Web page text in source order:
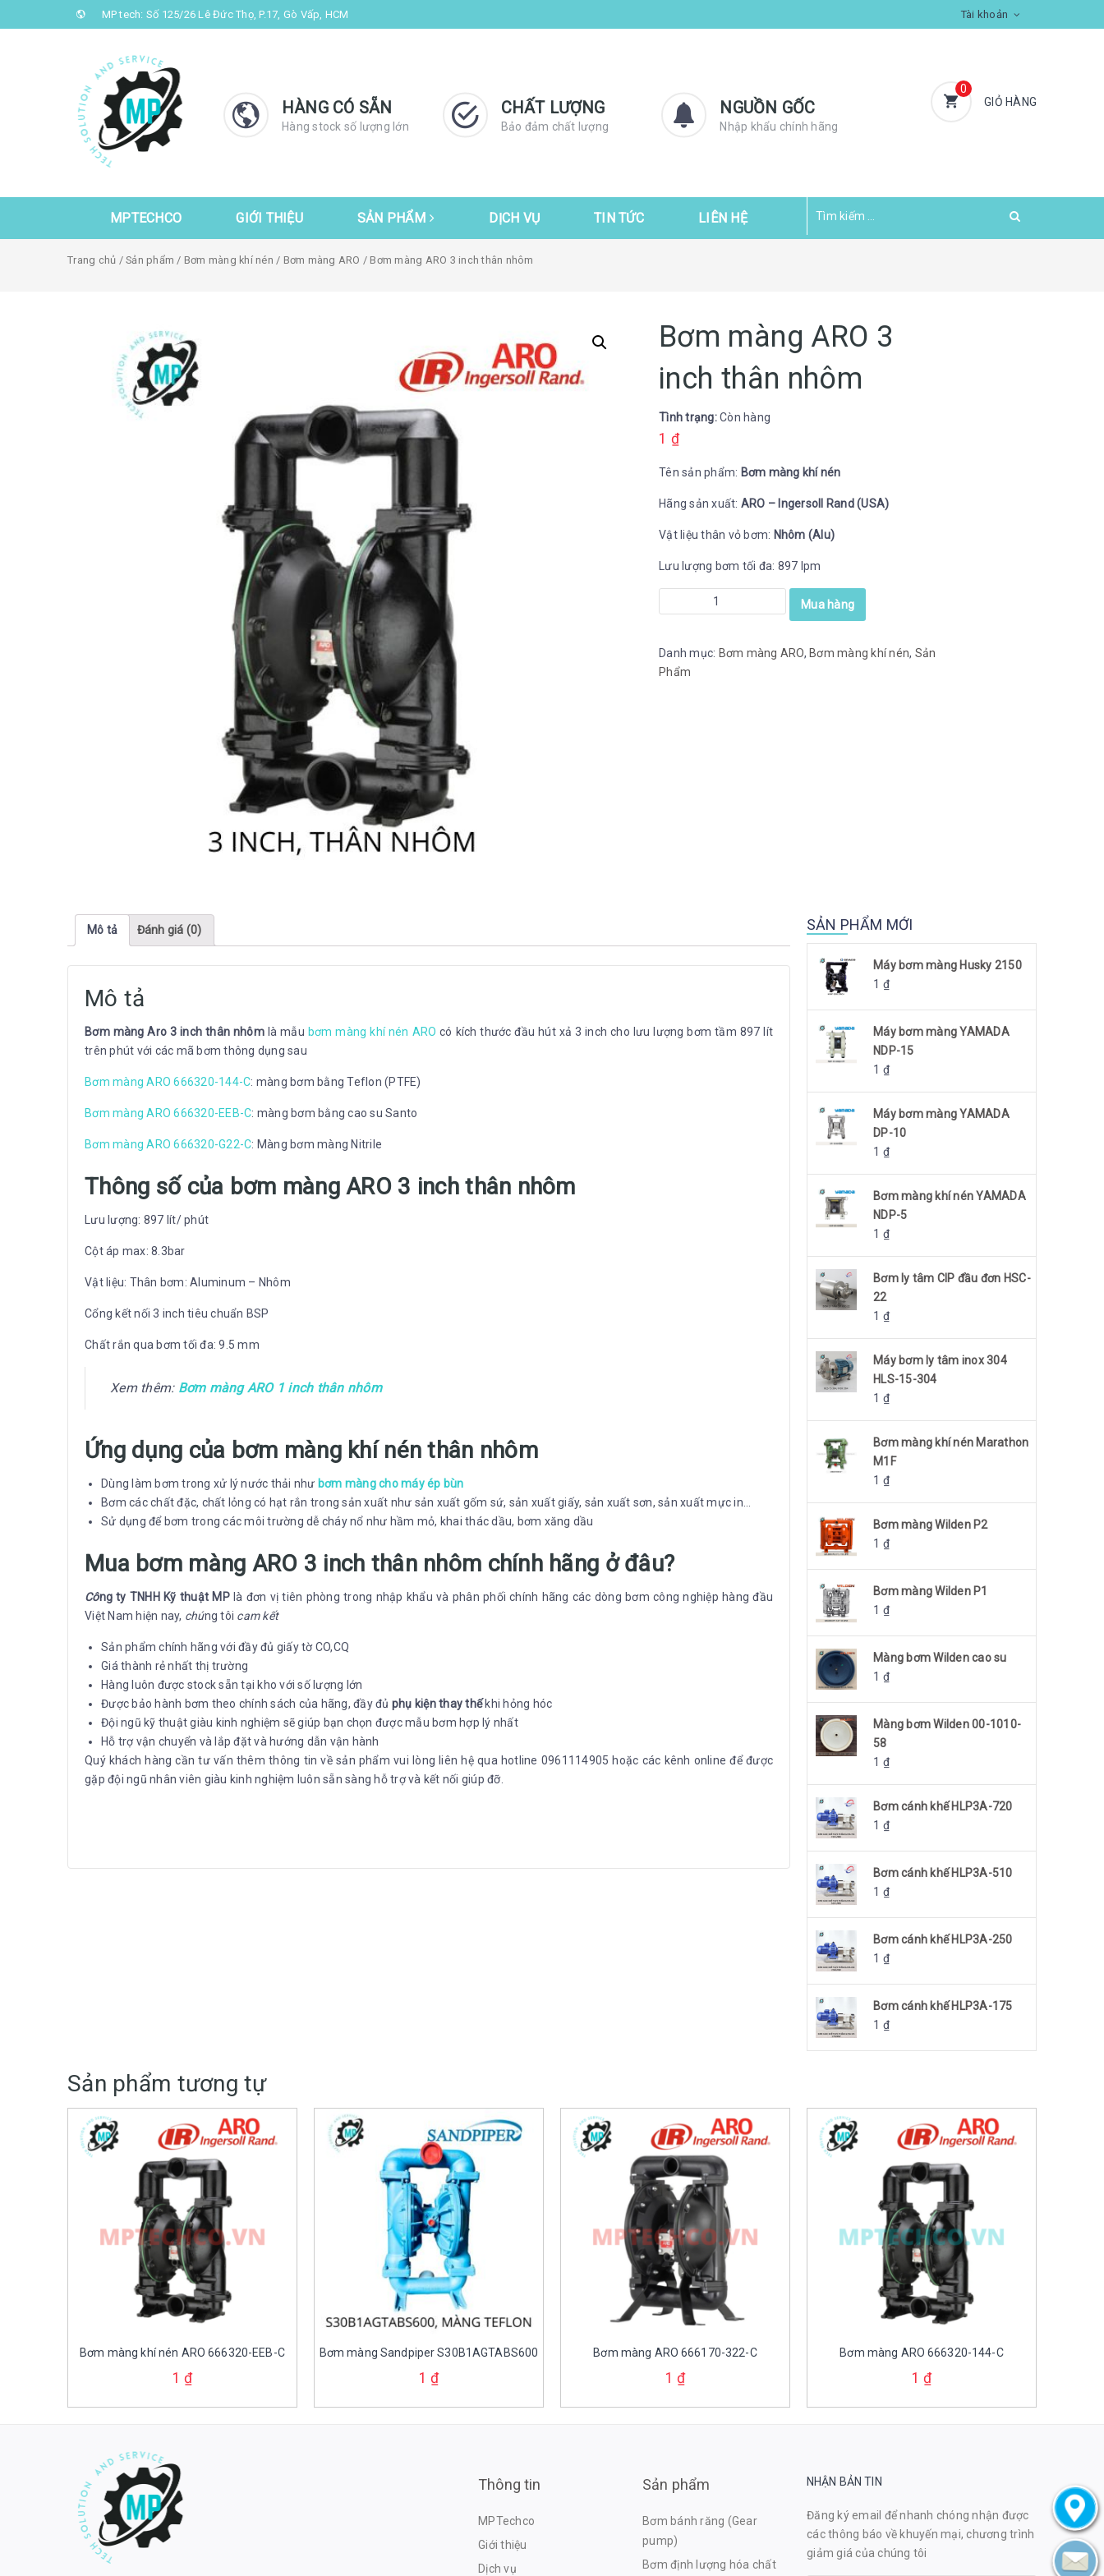
MP tech: Số 125/26 Lê Đức Thọ, P.17, Gò Vấp, HCM Tài khoản
HÀNG CÓ SẴN
Hàng stock số lượng lớn
CHẤT LƯỢNG
Bảo đảm chất lượng
NGUỒN GỐC
Nhập khẩu chính hãng
0
GIỎ HÀNG
MPTECHCO GIỚI THIỆU SẢN PHẨM DỊCH VỤ TIN TỨC LIÊN HỆ
Trang chủ / Sản phẩm / Bơm màng khí nén / Bơm màng ARO / Bơm màng ARO 3 inch thân nhôm
Bơm màng ARO 3
inch thân nhôm
Tình trạng: Còn hàng
1 ₫
Tên sản phẩm: Bơm màng khí nén
Hãng sản xuất: ARO – Ingersoll Rand (USA)
Vật liệu thân vỏ bơm: Nhôm (Alu)
Lưu lượng bơm tối đa: 897 lpm
màng
3
inch
Mua hàng
Danh mục: Bơm màng ARO, Bơm màng khí nén, Sản
Phẩm
Mô tả Đánh giá (0)
Mô tả
Bơm màng Aro 3 inch thân nhômlà mẫu bơm màng khí nén ARO có kích thước đầu hút xả 3 inch cho lưu lượng bơm tầm 897 lít
trên phút với các mã bơm thông dụng sau
Bơm màng ARO 666320-144-C: màng bơm bằng Teflon (PTFE)
Bơm màng ARO 666320-EEB-C: màng bơm bằng cao su Santo
Bơm màng ARO 666320-G22-C: Màng bơm màng Nitrile
Thông số của bơm màng ARO 3 inch thân nhôm
Lưu lượng: 897 lít/ phút
Cột áp max: 8.3bar
Vật liệu: Thân bơm: Aluminum – Nhôm
Cổng kết nối 3 inch tiêu chuẩn BSP
Chất rắn qua bơm tối đa: 9.5 mm
Xem thêm: Bơm màng ARO 1 inch thân nhôm
Ứng dụng của bơm màng khí nén thân nhôm
Dùng làm bơm trong xử lý nước thải như bơm màng cho máy ép bùn
Bơm các chất đặc, chất lỏng có hạt rắn trong sản xuất như sản xuất gốm sứ, sản xuất giấy, sản xuất sơn, sản xuất mực in…
Sử dụng để bơm trong các môi trường dễ cháy nổ như hầm mỏ, khai thác dầu, bơm xăng dầu
Mua bơm màng ARO 3 inch thân nhôm chính hãng ở đâu?
Công ty TNHH Kỹ thuật MPlà đơn vị tiên phòng trong nhập khẩu và phân phối chính hãng các dòng bơm công nghiệp hàng đầu
Việt Nam hiện nay, chúng tôi cam kết
Sản phẩm chính hãng với đầy đủ giấy tờ CO,CQ
Giá thành rẻ nhất thị trường
Hàng luôn được stock sẵn tại kho với số lượng lớn
Được bảo hành bơm theo chính sách của hãng, đầy đủ phụ kiện thay thếkhi hỏng hóc
Đội ngũ kỹ thuật giàu kinh nghiệm sẽ giúp bạn chọn được mẫu bơm hợp lý nhất
Hỗ trợ vận chuyển và lắp đặt và hướng dẫn vận hành
Quý khách hàng cần tư vấn thêm thông tin về sản phẩm vui lòng liên hệ qua hotline 0961114905 hoặc các kênh online để được
gặp đội ngũ nhân viên giàu kinh nghiệm luôn sẵn sàng hỗ trợ và kết nối giúp đỡ.
SẢN PHẨM MỚI
Máy bơm màng Husky 2150
1 ₫
Máy bơm màng YAMADA
NDP-15
1 ₫
Máy bơm màng YAMADA
DP-10
1 ₫
Bơm màng khí nén YAMADA
NDP-5
1 ₫
Bơm ly tâm CIP đầu đơn HSC-
22
1 ₫
Máy bơm ly tâm inox 304
HLS-15-304
1 ₫
Bơm màng khí nén Marathon
M1F
1 ₫
Bơm màng Wilden P2
1 ₫
Bơm màng Wilden P1
1 ₫
Màng bơm Wilden cao su
1 ₫
Màng bơm Wilden 00-1010-
58
1 ₫
Bơm cánh khế HLP3A-720
1 ₫
Bơm cánh khế HLP3A-510
1 ₫
Bơm cánh khế HLP3A-250
1 ₫
Bơm cánh khế HLP3A-175
1 ₫
Sản phẩm tương tự
Bơm màng khí nén ARO 666320-EEB-C
1₫
Bơm màng Sandpiper S30B1AGTABS600
1₫
Bơm màng ARO 666170-322-C
1₫
Bơm màng ARO 666320-144-C
1₫
Thông tin
MPTechco
Giới thiệu
Dịch vụ
Sản phẩm
Bơm bánh răng (Gear
pump)
Bơm định lượng hóa chất
NHẬN BẢN TIN
Đăng ký email để nhanh chóng nhận được
các thông báo về khuyến mại, chương trình
giảm giá của chúng tôi